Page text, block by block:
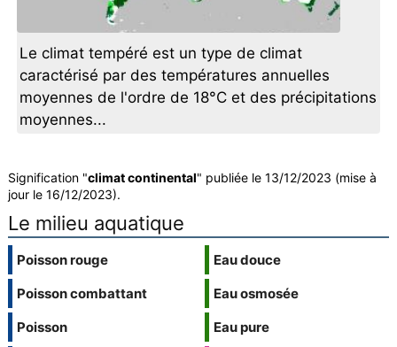
Le climat tempéré est un type de climat
caractérisé par des températures annuelles
moyennes de l'ordre de 18°C et des précipitations
moyennes...
Signification "climat continental" publiée le 13/12/2023 (mise à
jour le 16/12/2023).
Le milieu aquatique
Poisson rouge
Poisson combattant
Poisson
Eau douce
Eau osmosée
Eau pure